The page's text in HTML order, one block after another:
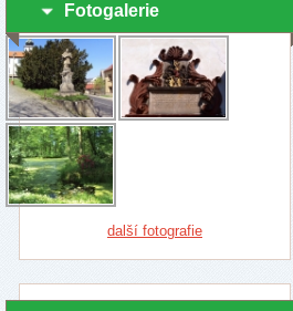
Fotogalerie
další fotografie